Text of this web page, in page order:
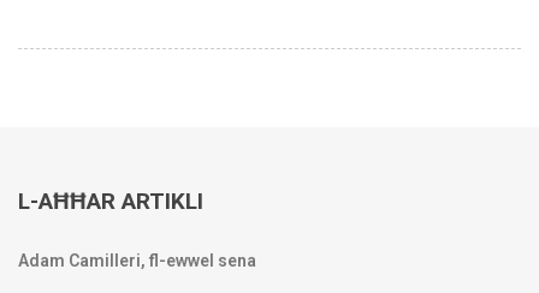
L-AĦĦAR ARTIKLI
Adam Camilleri, fl-ewwel sena